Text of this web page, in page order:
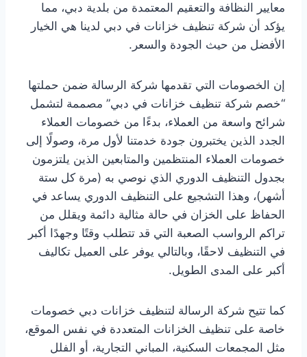
معايير النظافة والتعقيم المعتمدة من بلدية دبي، مما
يؤكد أن شركة تنظيف خزانات في دبي لدينا هي الخيار
الأفضل من حيث الجودة والسعر.
إن الخصومات التي تقدمها شركة الرسالة ضمن حملتها
“خصم شركة تنظيف خزانات في دبي” مصممة لتشمل
شرائح واسعة من العملاء، بدءًا من خصومات العملاء
الجدد الذين يختبرون جودة خدمتنا لأول مرة، وصولًا إلى
خصومات العملاء المنتظمين والمتابعين الذين يلتزمون
بجدول التنظيف الدوري الذي نوصي به (مرة كل ستة
أشهر)، وهذا التشجيع على التنظيف الدوري يساعد في
الحفاظ على الخزان في حالة مثالية دائمة ويقلل من
تراكم الرواسب الصعبة التي قد تتطلب وقتًا وجهدًا أكبر
في التنظيف لاحقًا، وبالتالي يوفر على العميل تكاليف
أكبر على المدى الطويل.
كما تتيح شركة الرسالة لتنظيف خزانات دبي خصومات
خاصة على تنظيف الخزانات المتعددة في نفس الموقع،
مثل المجمعات السكنية، المباني التجارية، أو الفلل